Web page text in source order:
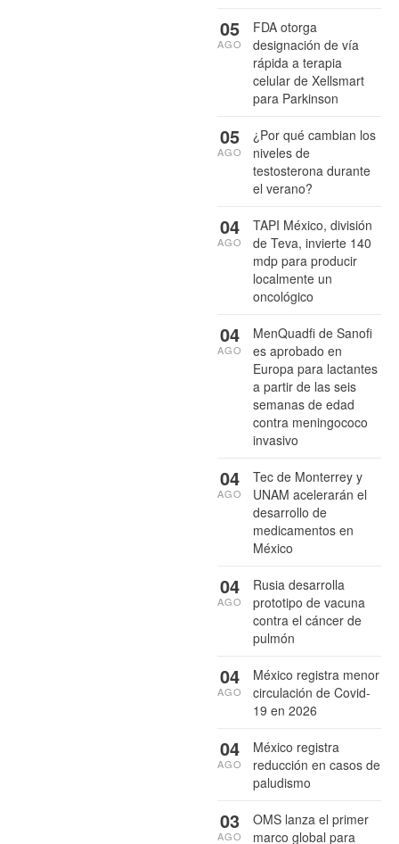
FDA otorga
designación de vía
rápida a terapia
celular de Xellsmart
para Parkinson
05
AGO
¿Por qué cambian los
niveles de
testosterona durante
el verano?
05
AGO
TAPI México, división
de Teva, invierte 140
mdp para producir
localmente un
oncológico
04
AGO
MenQuadfi de Sanofi
es aprobado en
Europa para lactantes
a partir de las seis
semanas de edad
contra meningococo
invasivo
04
AGO
Tec de Monterrey y
UNAM acelerarán el
desarrollo de
medicamentos en
México
04
AGO
Rusia desarrolla
prototipo de vacuna
contra el cáncer de
pulmón
04
AGO
México registra menor
circulación de Covid-
19 en 2026
04
AGO
México registra
reducción en casos de
paludismo
04
AGO
OMS lanza el primer
marco global para
03
AGO